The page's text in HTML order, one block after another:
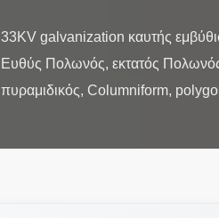
33KV galvanization καυτής
Ευθύς Πολωνός, εκτατός